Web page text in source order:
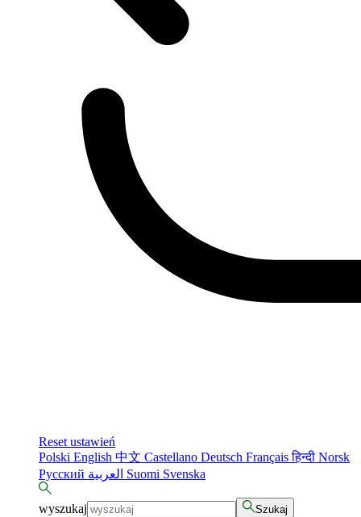
Reset ustawień
Polski English 中文 Castellano Deutsch Françaisहिन्दी Norsk
Русский
Suomi Svenska
wyszukaj Szukaj